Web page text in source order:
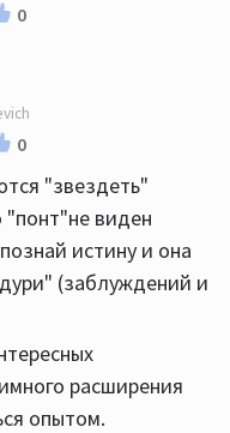
0
0
"звездеть"
"понт"не виден
истину и она
(заблуждений и
расширения
опытом.